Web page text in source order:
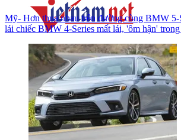
Mỹ- Hơn thua nhau trên đường cùng BMW 5-
lái chiếc BMW 4-Series mất lái, 'ôm hận'